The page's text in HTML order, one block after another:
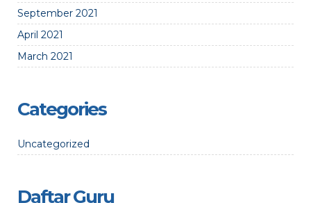
September 2021
April 2021
March 2021
Categories
Uncategorized
Daftar Guru